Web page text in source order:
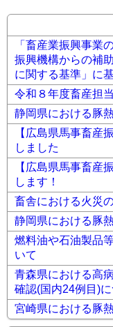
「畜産業振興事業
振興機構からの補
に関する基準」に
令和８年度畜産担
静岡県における豚
【広島県馬事畜産
しました
【広島県馬事畜産
します！
畜舎における火災
静岡県における豚
燃料油や石油製品
いて
青森県における高
確認(国内24例目)
宮崎県における豚